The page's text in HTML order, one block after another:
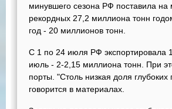
минувшего сезона РФ поставила
рекордных 27,2 миллиона тонн
год - 20 миллионов тонн.
С 1 по 24 июля РФ экспортировала
июль - 2-2,15 миллиона тонн. При
порты. "Столь низкая доля
говорится в материалах.